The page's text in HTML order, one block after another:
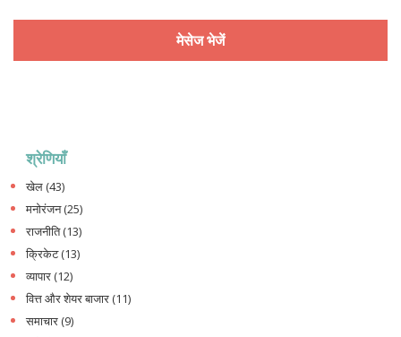
श्रेणियाँ
खेल (43)
मनोरंजन(25)
राजनीति(13)
क्रिकेट(13)
व्यापार (12)
वित्त और शेयर बाजार (11)
समाचार (9)